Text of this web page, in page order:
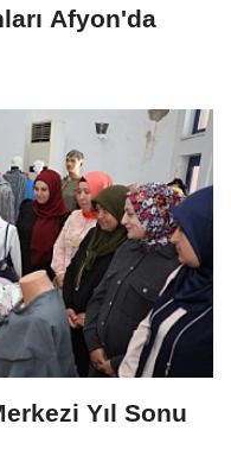
Afyon'da
Yıl Sonu